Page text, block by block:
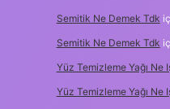
Semitik Ne Demek Tdk
Semitik Ne Demek Tdk
Yüz Temizleme Yağı Ne
Yüz Temizleme Yağı Ne